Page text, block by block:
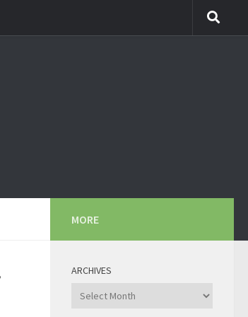
MORE
ARCHIVES
Archives